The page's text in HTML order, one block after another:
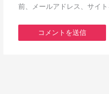
前、メールアドレス、サイト